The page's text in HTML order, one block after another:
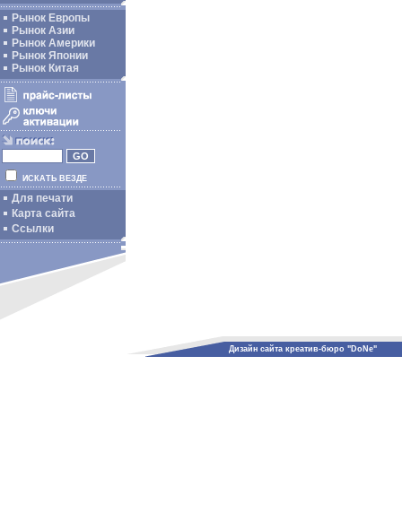
Рынок Европы
Рынок Азии
Рынок Америки
Рынок Японии
Рынок Китая
ИСКАТЬ ВЕЗДЕ
Для печати
Карта сайта
Ссылки
Дизайн сайта креатив-бюро "DoNe"